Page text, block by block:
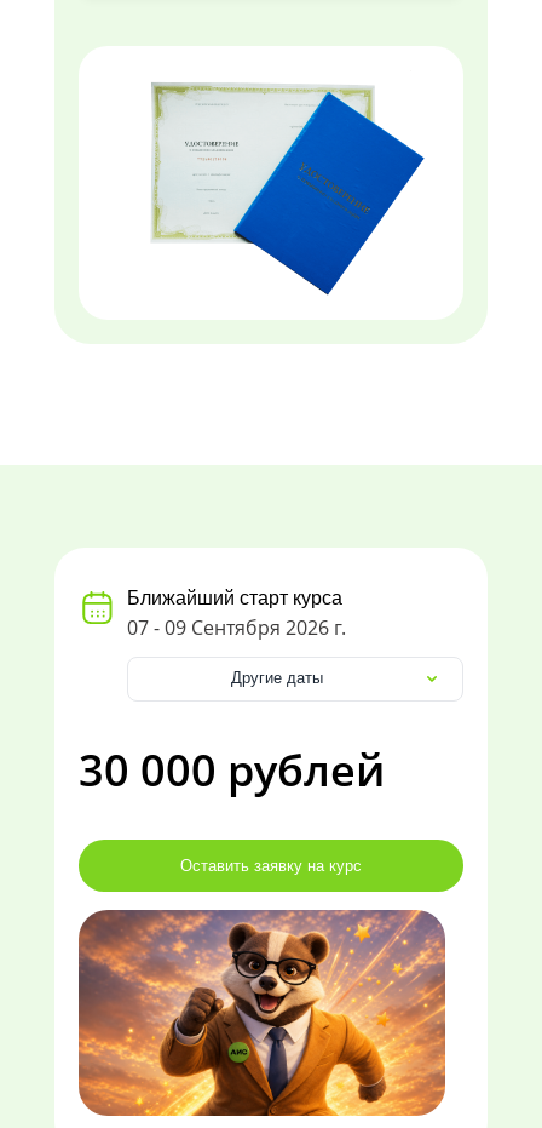
Ближайший старт курса
07 - 09 Сентября 2026 г.
Другие даты
30 000 рублей
Оставить заявку на курс